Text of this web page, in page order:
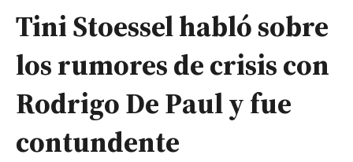
Tini Stoessel habló sobre
los rumores de crisis con
Rodrigo De Paul y fue
contundente